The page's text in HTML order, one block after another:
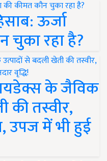
ऊर्जा
चुका रहा है?
के जैविक
की तस्वीर,
उपज में भी हुई